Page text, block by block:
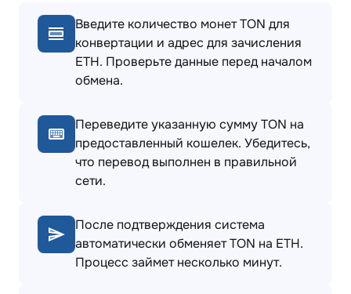
Введите количество монет TON для
конвертации и адрес для зачисления
ETH. Проверьте данные перед началом
обмена.
Переведите указанную сумму TON на
предоставленный кошелек. Убедитесь,
что перевод выполнен в правильной
сети.
После подтверждения система
автоматически обменяет TON на ETH.
Процесс займет несколько минут.